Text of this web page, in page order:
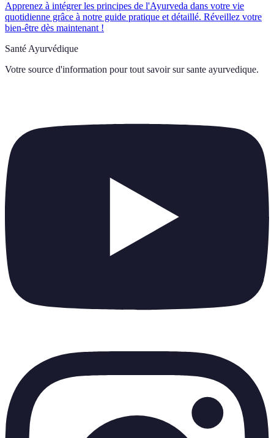
Apprenez à intégrer les principes de l'Ayurveda dans votre vie
quotidienne grâce à notre guide pratique et détaillé. Réveillez votre
bien-être dès maintenant !
Santé Ayurvédique
Votre source d'information pour tout savoir sur sante ayurvedique.